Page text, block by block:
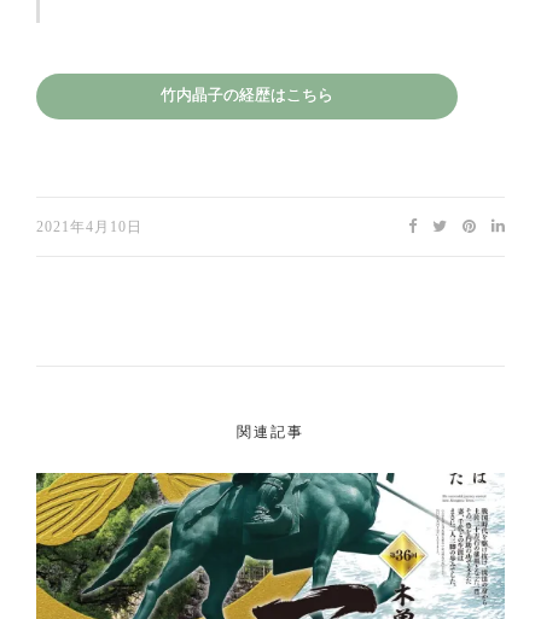
竹内晶子の経歴はこちら
2021年4月10日
関連記事